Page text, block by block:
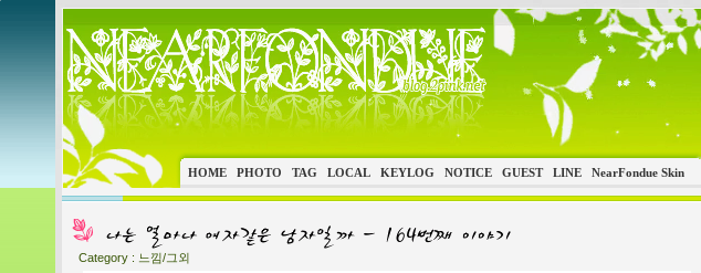
HOME PHOTO TAG LOCAL KEYLOG NOTICE GUEST LINE NearFondue Skin
Category : 느낌/그외